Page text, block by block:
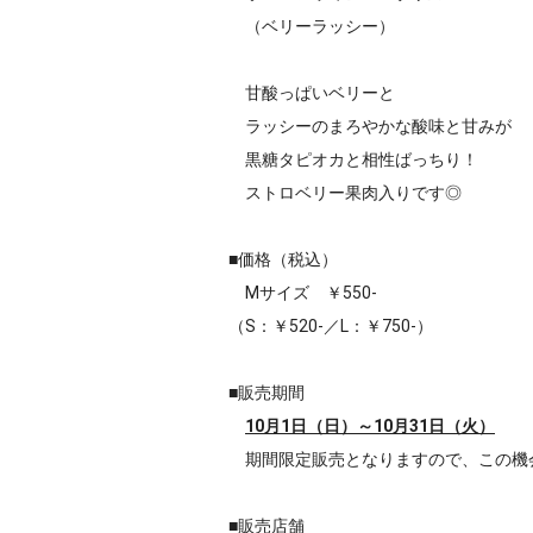
（ベリーラッシー）
甘酸っぱいベリーと
ラッシーのまろやかな酸味と甘みが
黒糖タピオカと相性ばっちり！
ストロベリー果肉入りです◎
■価格（税込）
Mサイズ ￥550-
（S：￥520-／L：￥750-）
■販売期間
10月1日（日）
～10月31日（火）
期間限定販売となりますので、この機
■販売店舗